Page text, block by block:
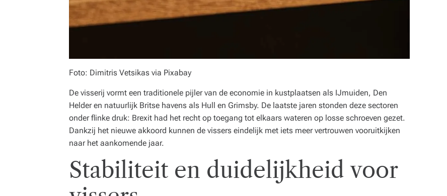
Foto: Dimitris Vetsikas via Pixabay
De visserij vormt een traditionele pijler van de economie in kustplaatsen als IJmuiden, Den
Helder en natuurlijk Britse havens als Hull en Grimsby. De laatste jaren stonden deze sectoren
onder flinke druk: Brexit had het recht op toegang tot elkaars wateren op losse schroeven gezet.
Dankzij het nieuwe akkoord kunnen de vissers eindelijk met iets meer vertrouwen vooruitkijken
naar het aankomende jaar.
Stabiliteit en duidelijkheid voor